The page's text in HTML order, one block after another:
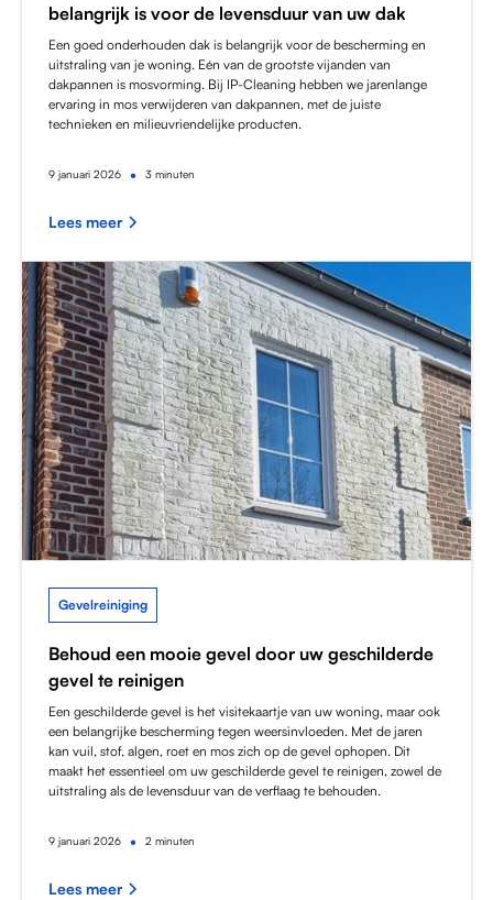
belangrijk is voor de levensduur van uw dak
Een goed onderhouden dak is belangrijk voor de bescherming en
uitstraling van je woning. Eén van de grootste vijanden van
dakpannen is mosvorming. Bij IP-Cleaning hebben we jarenlange
ervaring in mos verwijderen van dakpannen, met de juiste
technieken en milieuvriendelijke producten.
9 januari 2026 • 3 minuten
Lees meer
Gevelreiniging
Behoud een mooie gevel door uw geschilderde
gevel te reinigen
Een geschilderde gevel is het visitekaartje van uw woning, maar ook
een belangrijke bescherming tegen weersinvloeden. Met de jaren
kan vuil, stof, algen, roet en mos zich op de gevel ophopen. Dit
maakt het essentieel om uw geschilderde gevel te reinigen, zowel de
uitstraling als de levensduur van de verflaag te behouden.
9 januari 2026 • 2 minuten
Lees meer